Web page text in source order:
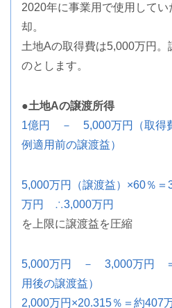
2020年に事業用で使用して
却。
土地Aの取得費は5,000万円。
のとします。
●土地Aの譲渡所得
1億円 － 5,000万円（取得
例適用前の譲渡益）
5,000万円（譲渡益）×60％
万円 ∴3,000万円
を上限に譲渡益を圧縮
5,000万円 － 3,000万円
用後の譲渡益）
2,000万円×20.315％＝約407